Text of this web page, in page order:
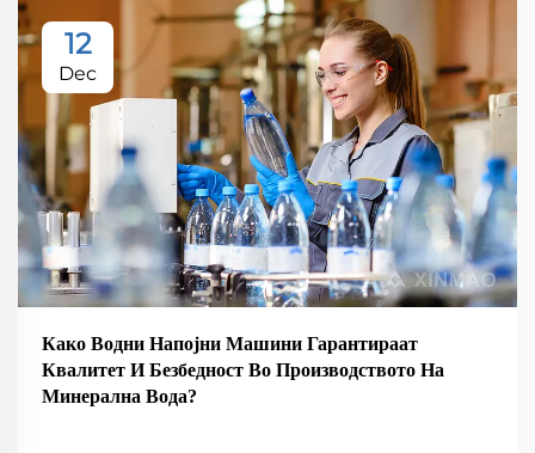
12
Dec
Како Водни Напојни Машини Гарантираат
Квалитет И Безбедност Во Производството На
Минерална Вода?